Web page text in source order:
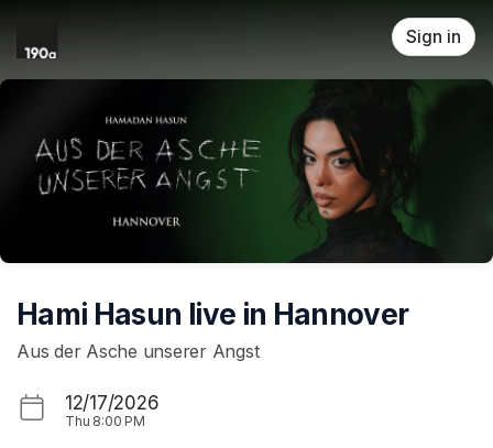
Sign in
Hami Hasun live in Hannover
Aus der Asche unserer Angst
12/17/2026
Thu 8:00 PM